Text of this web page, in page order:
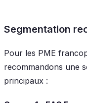
Segmentation
Pour les PME
recommandons une
principaux :